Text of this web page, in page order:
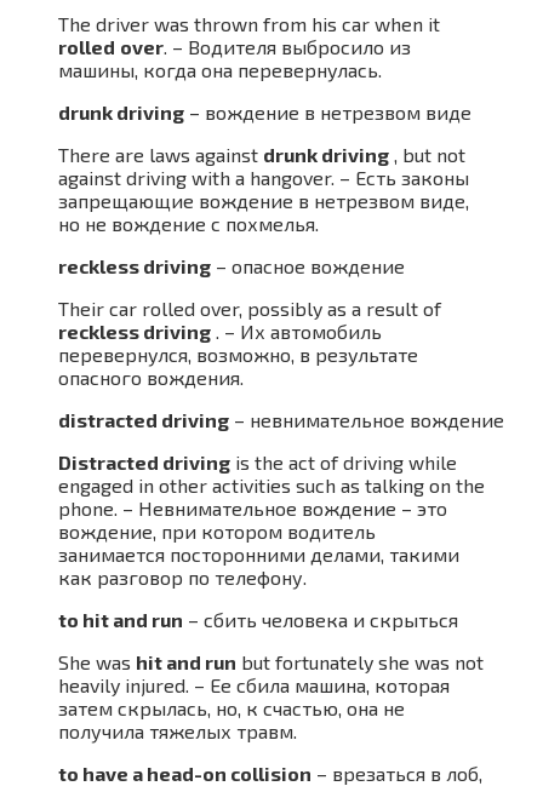
The driver was thrown from his car when it
rolled over. – Водителя выбросило из
машины, когда она перевернулась.
drunk driving – вождение в нетрезвом виде
There are laws against drunk driving , but not
against driving with a hangover. – Есть законы
запрещающие вождение в нетрезвом виде,
но не вождение с похмелья.
reckless driving – опасное вождение
Their car rolled over, possibly as a result of
reckless driving . – Их автомобиль
перевернулся, возможно, в результате
опасного вождения.
distracted driving – невнимательное вождение
Distracted driving is the act of driving while
engaged in other activities such as talking on the
phone. – Невнимательное вождение – это
вождение, при котором водитель
занимается посторонними делами, такими
как разговор по телефону.
to hit and run – сбить человека и скрыться
She was hit and run but fortunately she was not
heavily injured. – Ее сбила машина, которая
затем скрылась, но, к счастью, она не
получила тяжелых травм.
to have a head-on collision – врезаться в лоб,